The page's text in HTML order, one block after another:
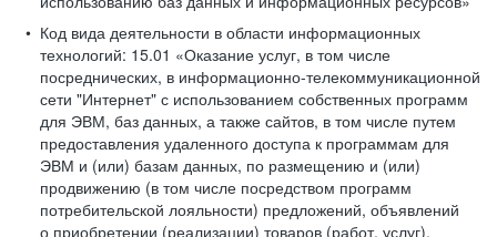
Код вида деятельности в области информационных
технологий: 15.01 «Оказание услуг, в том числе
посреднических, в информационно-телекоммуникационной
сети "Интернет" с использованием собственных программ
для ЭВМ, баз данных, а также сайтов, в том числе путем
предоставления удаленного доступа к программам для
ЭВМ и (или) базам данных, по размещению и (или)
продвижению (в том числе посредством программ
потребительской лояльности) предложений, объявлений
о приобретении (реализации) товаров (работ, услуг),